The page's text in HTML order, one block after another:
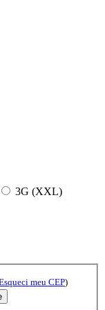
3G (XXL)
meu CEP)